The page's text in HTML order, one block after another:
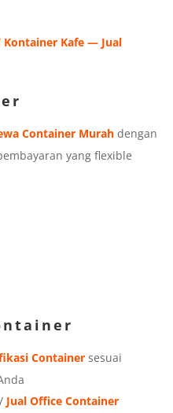
Kontainer Kafe — Jual
Container Murah dengan
yang flexible
Container sesuai
/ Jual Office Container